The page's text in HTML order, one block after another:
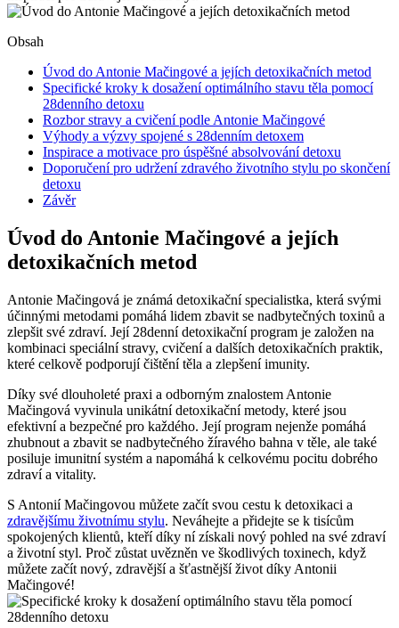
Obsah
Úvod do Antonie Mačingové a jejích detoxikačních metod
Specifické kroky k dosažení​ optimálního stavu těla pomocí
28denního‌ detoxu
Rozbor stravy a cvičení podle Antonie Mačingové
Výhody a výzvy spojené ⁤s 28denním detoxem
Inspirace ⁢a⁢ motivace pro úspěšné absolvování‍ detoxu
Doporučení pro udržení zdravého životního stylu po skončení
detoxu
Závěr
Úvod do Antonie Mačingové a jejích
detoxikačních metod
Antonie Mačingová je známá​ detoxikační specialistka,​ která svými
účinnými metodami ⁤pomáhá lidem zbavit se nadbytečných toxinů a
⁣zlepšit své zdraví. Její 28denní⁤ detoxikační program je založen na
kombinaci speciální stravy, cvičení a dalších detoxikačních praktik,
které⁤ celkově ⁣podporují​ čištění těla a zlepšení imunity.
Díky své dlouholeté⁣ praxi a odborným znalostem⁣ Antonie​
Mačingová vyvinula ‍unikátní⁤ detoxikační metody, které jsou
efektivní a bezpečné pro každého. Její program ‍nejenže ‌pomáhá
zhubnout a zbavit se nadbytečného žíravého bahna v těle, ale také
⁤posiluje imunitní systém a napomáhá k celkovému ⁤pocitu dobrého
zdraví a vitality.
S Antonií Mačingovou můžete začít svou cestu k detoxikaci a⁣
zdravějšímu životnímu ‍stylu. ‌Neváhejte ‍a⁢ přidejte se k tisícům
spokojených klientů, kteří díky ní získali nový ⁢pohled na své zdraví
a životní styl. Proč zůstat uvězněn ve škodlivých ⁢toxinech, když
můžete začít​ nový, zdravější ‌a šťastnější život díky Antonii
Mačingové!